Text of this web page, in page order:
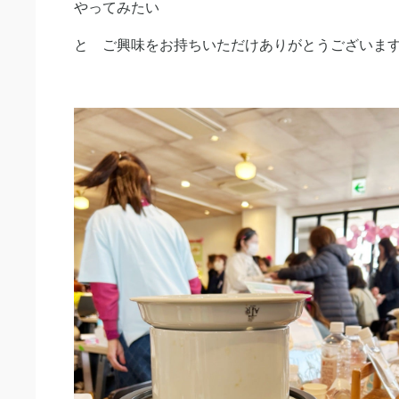
やってみたい
と ご興味をお持ちいただけありがとうございま